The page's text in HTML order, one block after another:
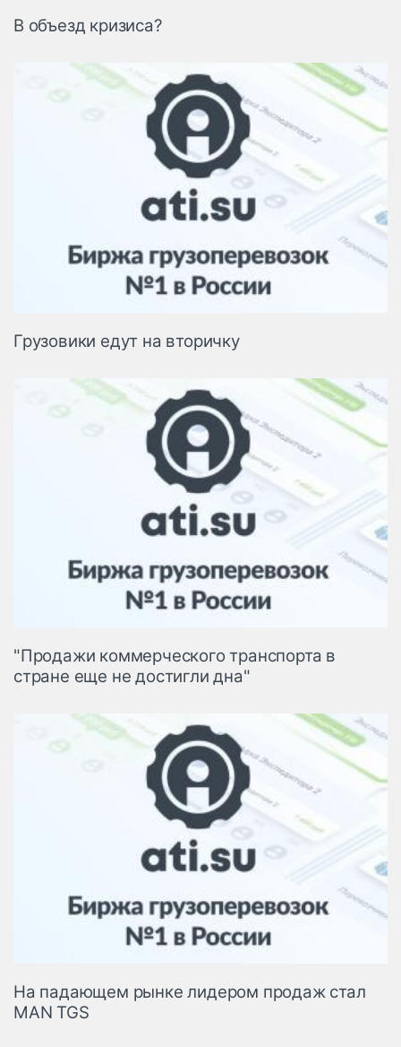
В объезд кризиса?
Грузовики едут на вторичку
"Продажи коммерческого транспорта в
стране еще не достигли дна"
На падающем рынке лидером продаж стал
MAN TGS